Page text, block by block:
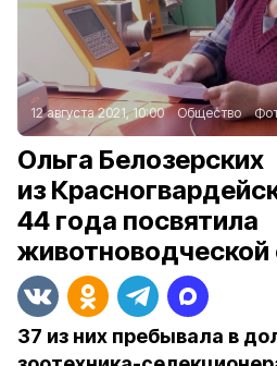
12 августа 2021, 10:00 Общество
Ольга Белозерских
из
44 года посвятила
животноводческой
37 из них пребывала в